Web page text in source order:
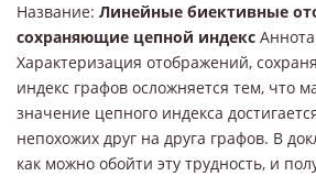
Название: Линейные биективные
сохраняющие цепной индекс
Характеризация отображений,
индекс графов осложняется тем, что
значение цепного индекса
непохожих друг на друга графов. В
как можно обойти эту трудность, и